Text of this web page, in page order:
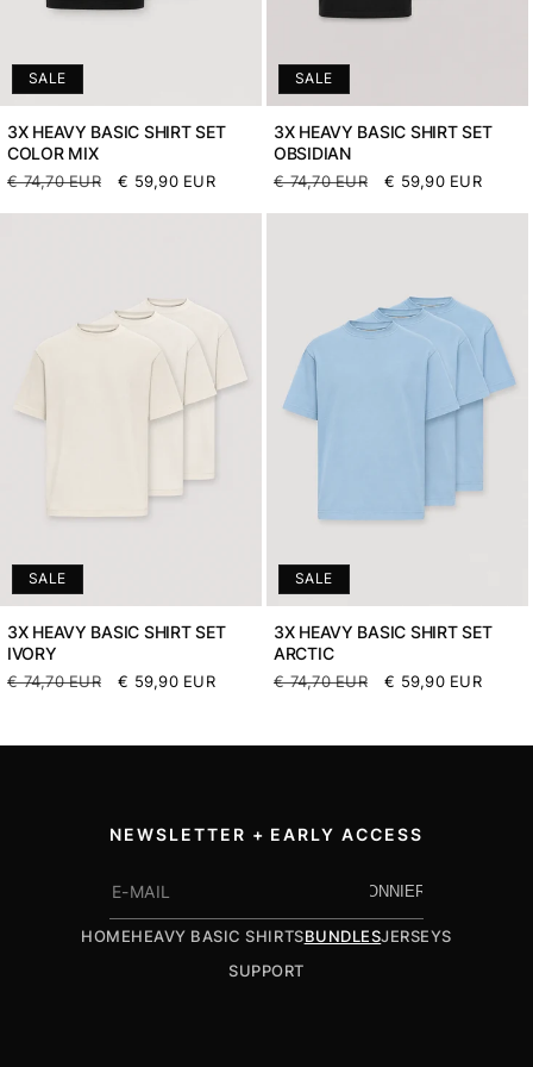
SALE
3X HEAVY BASIC SHIRT SET
COLOR MIX
Normaler
€ 74,70 EUR Verkaufspreis
€ 59,90 EUR
SALE
3X HEAVY BASIC SHIRT SET
OBSIDIAN
Normaler
€ 74,70 EUR Verkaufspreis
€ 59,90 EUR
SALE
3X HEAVY BASIC SHIRT SET
IVORY
Normaler
€ 74,70 EUR Verkaufspreis
€ 59,90 EUR
SALE
3X HEAVY BASIC SHIRT SET
ARCTIC
Normaler
€ 74,70 EUR Verkaufspreis
€ 59,90 EUR
HOMEHEAVY BASIC SHIRTSBUNDLESJERSEYS
SUPPORT
NEWSLETTER + EARLY ACCESS
ABONNIEREN